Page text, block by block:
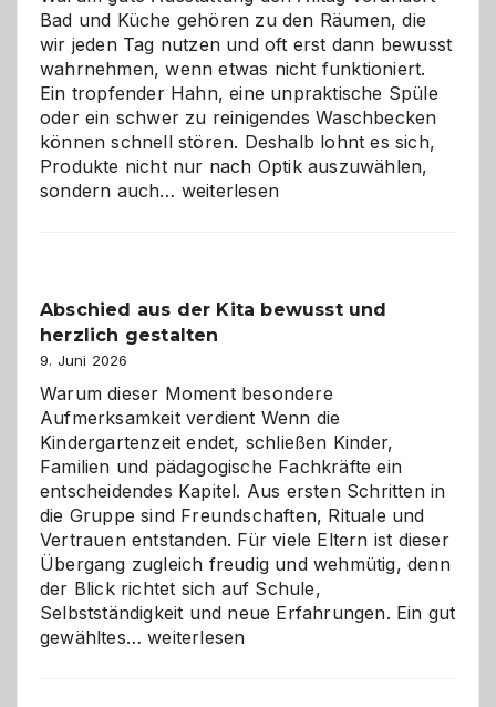
Bad und Küche gehören zu den Räumen, die
wir jeden Tag nutzen und oft erst dann bewusst
wahrnehmen, wenn etwas nicht funktioniert.
Ein tropfender Hahn, eine unpraktische Spüle
oder ein schwer zu reinigendes Waschbecken
können schnell stören. Deshalb lohnt es sich,
Produkte nicht nur nach Optik auszuwählen,
sondern auch… Bad
verstehen
weiterlesen
Abschied aus der Kita bewusst und
herzlich gestalten
9. Juni 2026
Warum dieser Moment besondere
Aufmerksamkeit verdient Wenn die
Kindergartenzeit endet, schließen Kinder,
Familien und pädagogische Fachkräfte ein
entscheidendes Kapitel. Aus ersten Schritten in
die Gruppe sind Freundschaften, Rituale und
Vertrauen entstanden. Für viele Eltern ist dieser
Übergang zugleich freudig und wehmütig, denn
der Blick richtet sich auf Schule,
Selbstständigkeit und neue Erfahrungen. Ein gut
gewähltes…Abschied
weiterlesen